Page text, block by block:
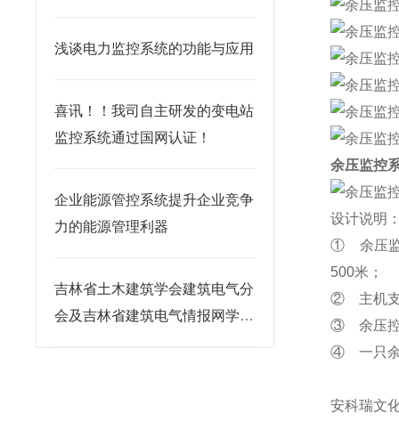
余压监控
设计说明
① 余压监
500米；
② 主机支
③ 余压控
④ 一只余
安科瑞文
浅谈电力监控系统的功能与应用
喜讯！！我司自主研发的变电站
监控系统通过国网认证！
企业能源管控系统提升企业竞争
力的能源管理利器
吉林省土木建筑学会建筑电气分
会及吉林省建筑电气情报网学术